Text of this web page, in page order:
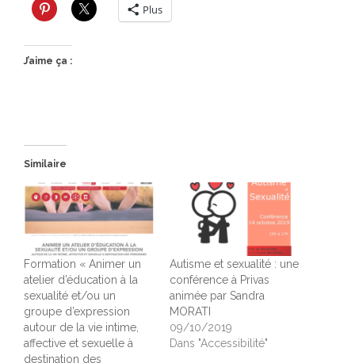
Plus
J’aime ça :
Similaire
Formation « Animer un
atelier d’éducation à la
sexualité et/ou un
groupe d’expression
autour de la vie intime,
affective et sexuelle à
destination des
Autisme et sexualité : une
conférence à Privas
animée par Sandra
MORATI
09/10/2019
Dans "Accessibilité"